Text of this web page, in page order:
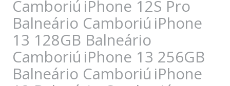
Camboriú iPhone 12S Pro
Balneário Camboriú iPhone
13 128GB Balneário
Camboriú iPhone 13 256GB
Balneário Camboriú iPhone